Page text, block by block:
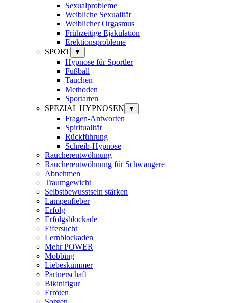
Sexualprobleme
Weibliche Sexualität
Weiblicher Orgasmus
Frühzeitige Ejakulation
Erektionsprobleme
SPORT
▼
Hypnose für Sportler
Fußball
Tauchen
Methoden
Sportarten
SPEZIAL HYPNOSEN
▼
Fragen-Antworten
Spiritualität
Rückführung
Schreib-Hypnose
Raucherentwöhnung
Raucherentwöhnung für Schwangere
Abnehmen
Traumgewicht
Selbstbewusstsein stärken
Lampenfieber
Erfolg
Erfolgsblockade
Eifersucht
Lernblockaden
Mehr POWER
Mobbing
Liebeskummer
Partnerschaft
Bikinifigur
Erröten